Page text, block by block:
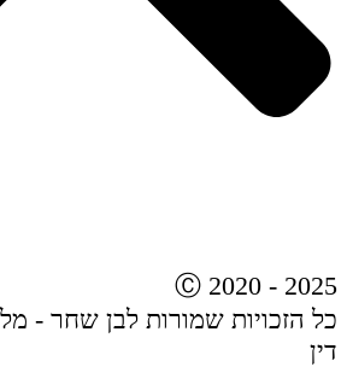
Ⓒ 2020 - 2025
כל הזכויות שמורות לבן שחר -
דין